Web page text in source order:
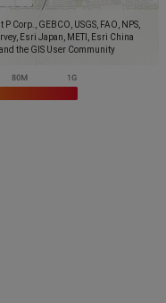
Corp., GEBCO, USGS, FAO, NPS,
Esri Japan, METI, Esri China
the GIS User Community